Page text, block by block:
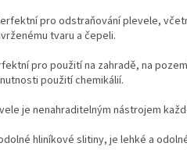
pro odstraňování plevele,
tvaru a čepeli.
pro použití na zahradě, na
použití chemikálií.
je nenahraditelným nástrojem
hliníkové slitiny, je lehké a